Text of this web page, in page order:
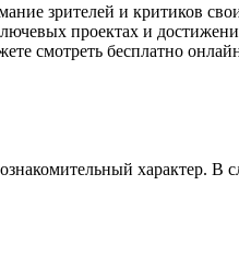
зрителей и критиков
проектах и
смотреть бесплатно
характер. В